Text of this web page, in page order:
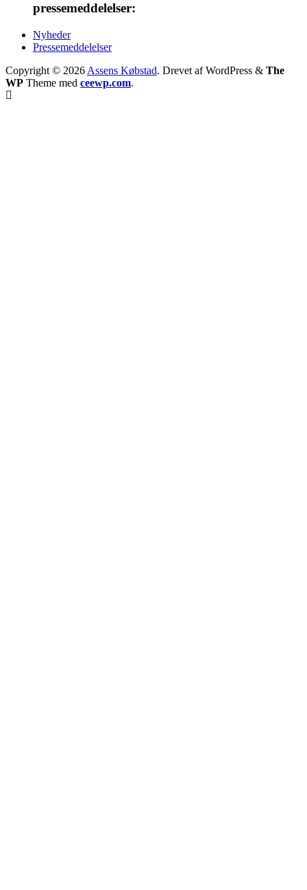
pressemeddelelser:
Nyheder
Pressemeddelelser
Copyright © 2026 Assens Købstad. Drevet af WordPress & The
WP Theme med ceewp.com.